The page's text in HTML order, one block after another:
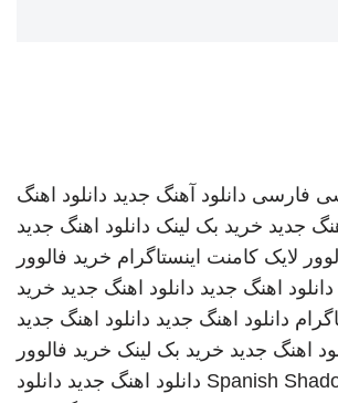
فارسی دانلود آهنگ جدید دانلود اهنگ
جدید خرید بک لینک دانلود اهنگ جدید
لایک کامنت اینستاگرام خرید فالوور
دانلود اهنگ جدید دانلود اهنگ جدید خرید
دانلود اهنگ جدید دانلود اهنگ جدید
اهنگ جدید خرید بک لینک خرید فالوور
Spanish دانلود اهنگ جدید دانلود